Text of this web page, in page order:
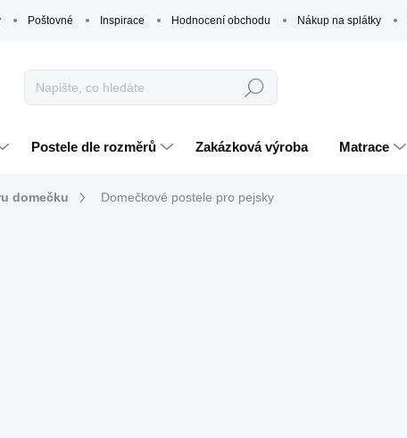
Poštovné Inspirace Hodnocení obchodu Nákup na splátky
Hledat
Postele dle rozměrů Zakázková výroba Matrace
domečku Domečkové postele pro pejsky